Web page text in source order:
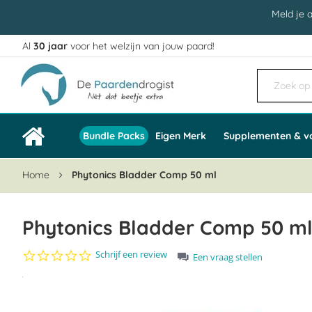
Meld je
Ga
naar
de
inhoud
Al 30 jaar voor het welzijn van jouw paard!
Bundle Packs Eigen Merk Supplementen &
Home Phytonics Bladder Comp 50 ml
Phytonics Bladder Comp 50 ml
0.0
Schrijf een review
Een vraag stellen